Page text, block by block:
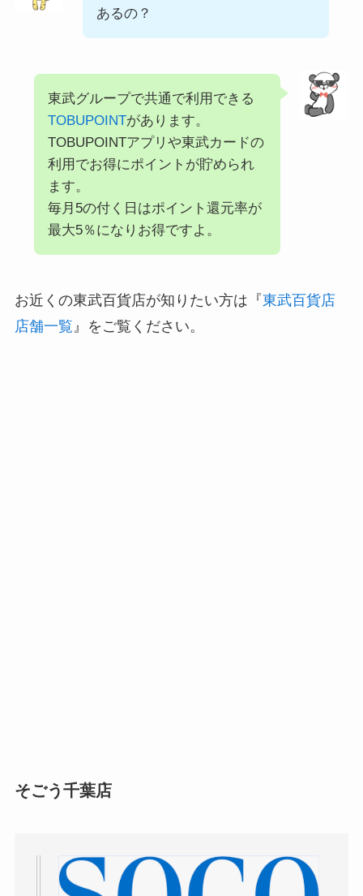
あるの？
東武グループで共通で利用できる
TOBUPOINTがあります。
TOBUPOINTアプリや東武カードの
利用でお得にポイントが貯められ
ます。
毎月5の付く日はポイント還元率が
最大5％になりお得ですよ。
お近くの東武百貨店が知りたい方は『東武百貨店
店舗一覧 』をご覧ください。
そごう千葉店